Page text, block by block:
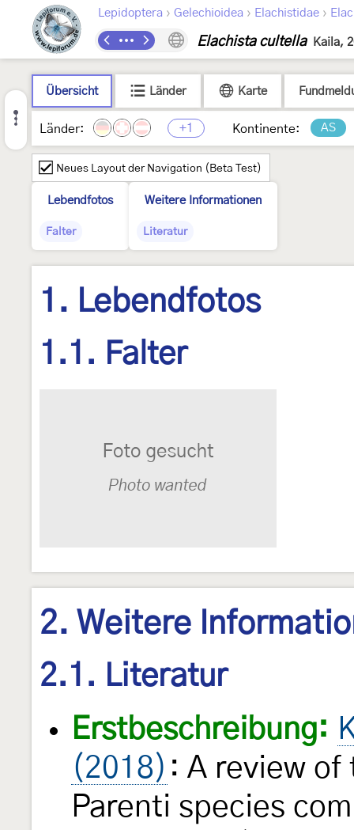
Lepidoptera › Gelechioidea › Elachistidae ›
Elachista cultella Kaila,
Übersicht Länder Karte
Länder: +1 Kontinente: AS
Neues Layout der Navigation (Beta Test)
Lebendfotos
Falter
Weitere Informationen
Literatur
1. Lebendfotos
1.1. Falter
2. Weitere
2.1. Literatur
Erstbeschreibung:
(2018) : A review
Parenti species